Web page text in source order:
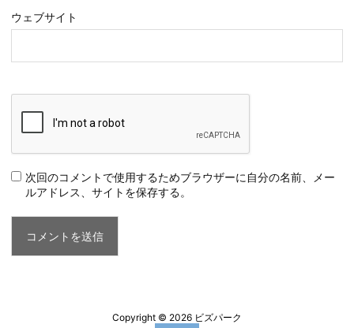
ウェブサイト
次回のコメントで使用するためブラウザーに自分の名前、メー
ルアドレス、サイトを保存する。
Copyright © 2026 ビズパーク